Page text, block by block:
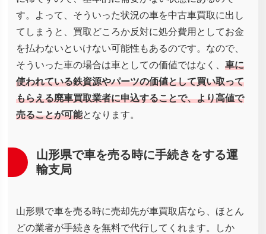
す。よって、そういった状況の車を中古車買取に出し
てしまうと、買取どころか反対に処分費用としてお金
を払わないといけない可能性もあるのです。なので、
そういった車の場合は車としての価値ではなく、 車に
使われている鉄資源やパーツの価値として買い取って
もらえる廃車買取業者に申込することで、より高値で
売ることが可能となります。
山形県で車を売る時に手続きをする運
輸支局
山形県で車を売る時に売却先が車買取店なら、ほとん
どの業者が手続きを無料で代行してくれます。しか